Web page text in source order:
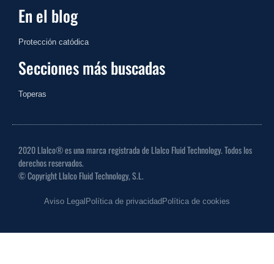
En el blog
Protección catódica
Secciones más buscadas
Toperas
2020 Llalco® es una marca registrada de Llalco Fluid Technology. Todos los
derechos reservados.
© Copyright Llalco Fluid Technology, S.L.
Aviso Legal Política de privacidad Política de cookies